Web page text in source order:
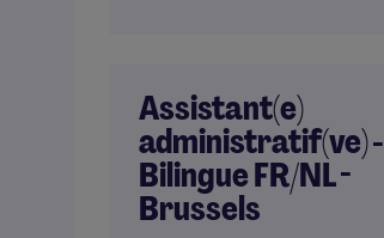
Assistant(e)
administratif(ve) -
Bilingue FR/NL -
Brussels